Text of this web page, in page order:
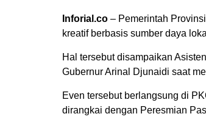
Inforial.co – Pemerintah
kreatif berbasis sumber daya
Hal tersebut disampaikan
Gubernur Arinal Djunaidi saat
Even tersebut berlangsung di
dirangkai dengan Peresmian